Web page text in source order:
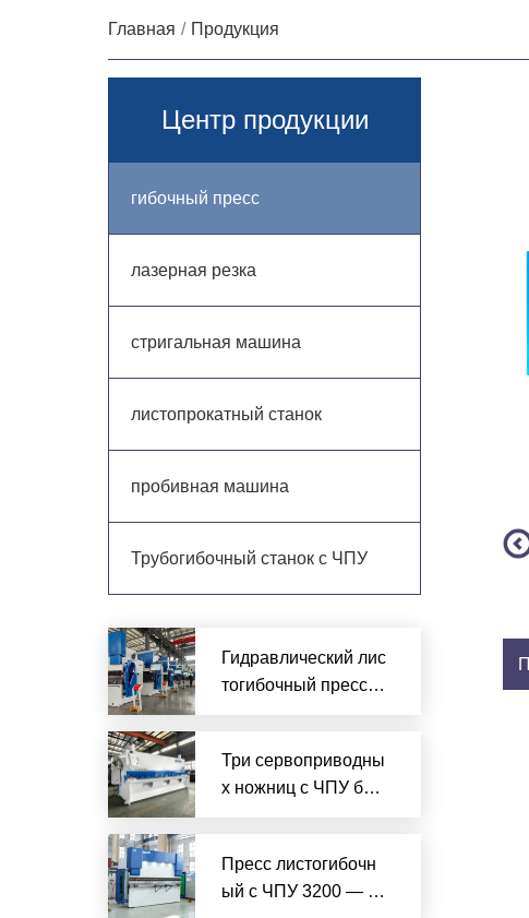
Главная Продукция
Центр продукции
гибочный пресс
лазерная резка
стригальная машина
листопрокатный станок
пробивная машина
Трубогибочный станок с ЧПУ
Гидравлический лис
тогибочный пресс с
не
Три сервоприводны
х ножниц с ЧПУ был
обы способствовать
производству предп
Пресс листогибочн
ый с ЧПУ 3200 — то